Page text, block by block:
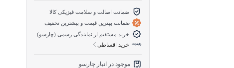
ضمانت اصالت و سلامت فیزیکی کالا
ضمانت بهترین قیمت و بیشترین تخفیف
خرید مستقیم از نمایندگی رسمی (چارسو)
خرید اقساطی
موجود در انبار چارسو